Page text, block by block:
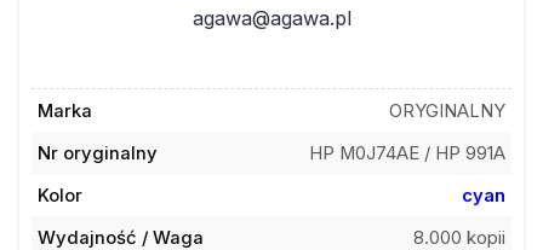
agawa@agawa.pl
Marka
ORYGINALNY
Nr oryginalny
HP M0J74AE / HP 991A
Kolor
cyan
Wydajność / Waga
8.000 kopii